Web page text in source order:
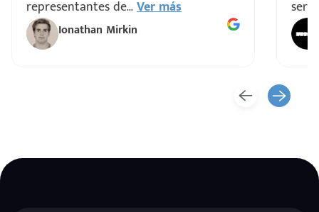
representantes de...Ver más
Ionathan Mirkin